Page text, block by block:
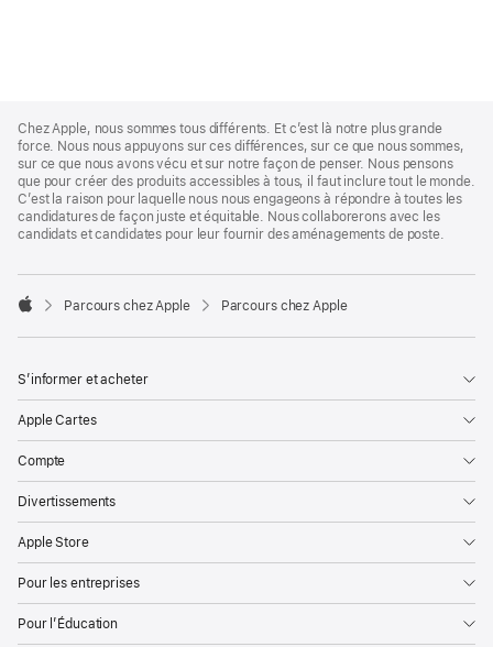
Footer
Chez Apple, nous sommes tous différents. Et c’est là notre plus grande
force. Nous nous appuyons sur ces différences, sur ce que nous sommes,
sur ce que nous avons vécu et sur notre façon de penser. Nous pensons
que pour créer des produits accessibles à tous, il faut inclure tout le monde.
C’est la raison pour laquelle nous nous engageons à répondre à toutes les
candidatures de façon juste et équitable. Nous collaborerons avec les
candidats et candidates pour leur fournir des aménagements de poste.

Parcours chez Apple Parcours chez Apple
S’informer et acheter
Apple Cartes
Compte
Divertissements
Apple Store
Pour les entreprises
Pour l’Éducation